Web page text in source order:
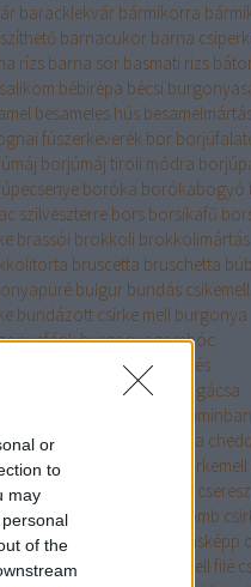
or
to
may
of the
baracklekvár bármikorra
barnacukor barna
rízs barna sör basmati rizs
bébirépa bécsi
besameles hús
fúszerkeverék bor
borjúmáj tiroli módra
boróka borókabogyó
szilveszterre bors borsikafű
brassói brokkoli brokkolimártás
bruscetta bruschetta
bulgur bundás csikemell
bundázott csirke mell burgonya
burgonyagombóc
burgonyakerités
burgonyapogácsa
B
bors
cézár saláta
paprika
cirkemell
süti
csirkecomb
csirkeleves másképp
csirkemellfilé csirkemell filé